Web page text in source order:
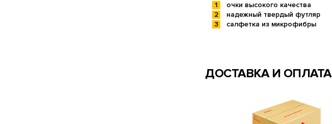
очки высокого качества
надежный твердый футляр
салфетка из микрофибры
ДОСТАВКА И ОПЛАТА